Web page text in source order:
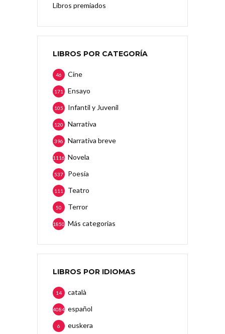
Libros premiados
LIBROS POR CATEGORÍA
Cine
46
Ensayo
171
Infantil y Juvenil
105
Narrativa
120
Narrativa breve
396
Novela
1116
Poesía
537
Teatro
111
Terror
50
Más categorias
1850
LIBROS POR IDIOMAS
català
14
español
4084
euskera
6